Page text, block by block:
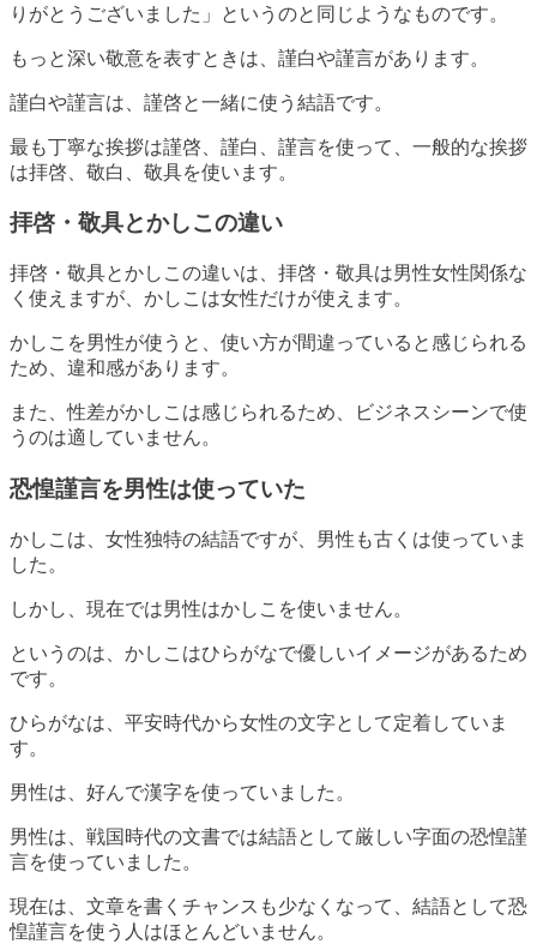
りがとうございました」というのと同じようなものです。
もっと深い敬意を表すときは、謹白や謹言があります。
謹白や謹言は、謹啓と一緒に使う結語です。
最も丁寧な挨拶は謹啓、謹白、謹言を使って、一般的な挨拶
は拝啓、敬白、敬具を使います。
拝啓・敬具とかしこの違い
拝啓・敬具とかしこの違いは、拝啓・敬具は男性女性関係な
く使えますが、かしこは女性だけが使えます。
かしこを男性が使うと、使い方が間違っていると感じられる
ため、違和感があります。
また、性差がかしこは感じられるため、ビジネスシーンで使
うのは適していません。
恐惶謹言を男性は使っていた
かしこは、女性独特の結語ですが、男性も古くは使っていま
した。
しかし、現在では男性はかしこを使いません。
というのは、かしこはひらがなで優しいイメージがあるため
です。
ひらがなは、平安時代から女性の文字として定着していま
す。
男性は、好んで漢字を使っていました。
男性は、戦国時代の文書では結語として厳しい字面の恐惶謹
言を使っていました。
現在は、文章を書くチャンスも少なくなって、結語として恐
惶謹言を使う人はほとんどいません。